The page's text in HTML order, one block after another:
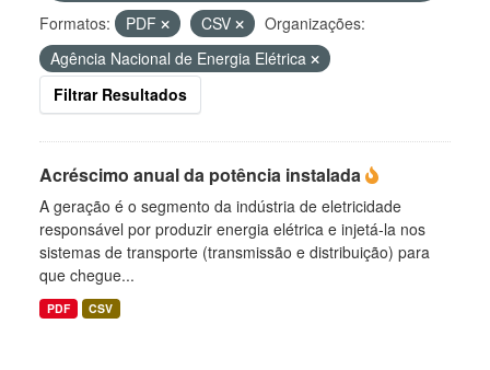
Formatos:
PDF CSV
Organizações:
Agência Nacional de Energia Elétrica
Filtrar Resultados
Acréscimo anual da potência instalada
A geração é o segmento da indústria de eletricidade
responsável por produzir energia elétrica e injetá-la nos
sistemas de transporte (transmissão e distribuição) para
que chegue...
PDF CSV